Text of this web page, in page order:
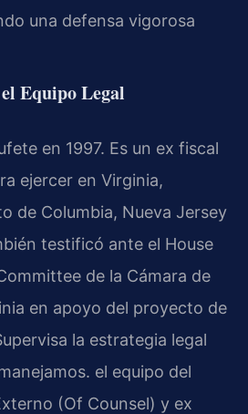
una defensa vigorosa
Equipo Legal
en 1997. Es un ex fiscal
ejercer en Virginia,
de Columbia, Nueva Jersey
testificó ante el House
de la Cámara de
en apoyo del proyecto de
la estrategia legal
el equipo del
(Of Counsel) y ex